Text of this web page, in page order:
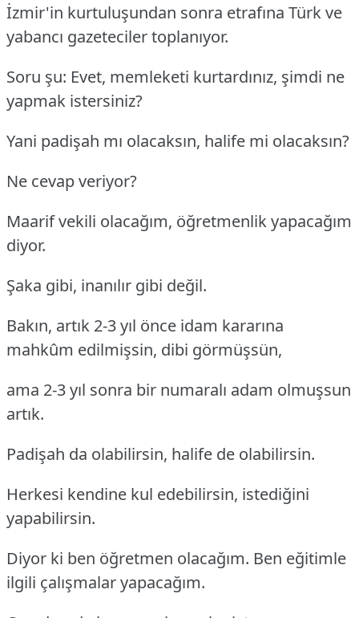
İzmir'in kurtuluşundan sonra etrafına Türk ve
yabancı gazeteciler toplanıyor.
Soru şu: Evet, memleketi kurtardınız, şimdi ne
yapmak istersiniz?
Yani padişah mı olacaksın, halife mi olacaksın?
Ne cevap veriyor?
Maarif vekili olacağım, öğretmenlik yapacağım
diyor.
Şaka gibi, inanılır gibi değil.
Bakın, artık 2-3 yıl önce idam kararına
mahkûm edilmişsin, dibi görmüşsün,
ama 2-3 yıl sonra bir numaralı adam olmuşsun
artık.
Padişah da olabilirsin, halife de olabilirsin.
Herkesi kendine kul edebilirsin, istediğini
yapabilirsin.
Diyor ki ben öğretmen olacağım. Ben eğitimle
ilgili çalışmalar yapacağım.